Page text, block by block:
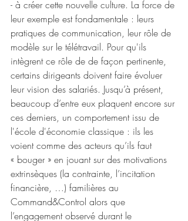
- à créer cette nouvelle culture. La force de
leur exemple est fondamentale : leurs
pratiques de communication, leur rôle de
modèle sur le télétravail. Pour qu'ils
intègrent ce rôle de de façon pertinente,
certains dirigeants doivent faire évoluer
leur vision des salariés. Jusqu’à présent,
beaucoup d’entre eux plaquent encore sur
ces derniers, un comportement issu de
l'école d'économie classique : ils les
voient comme des acteurs qu’ils faut
« bouger » en jouant sur des motivations
extrinsèques (la contrainte, l’incitation
financière, …) familières au
Command&Control alors que
l’engagement observé durant le